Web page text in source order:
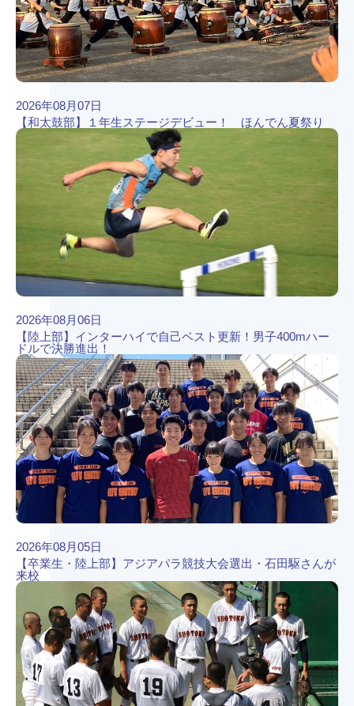
2026年08月07日
【和太鼓部】１年生ステージデビュー！ ほんでん夏祭り
2026年08月06日
【陸上部】インターハイで自己ベスト更新！男子400mハー
ドルで決勝進出！
2026年08月05日
【卒業生・陸上部】アジアパラ競技大会選出・石田駆さんが
来校